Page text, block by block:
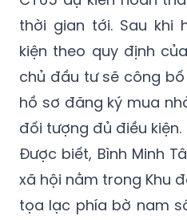
thời gian tới. Sau khi
kiện theo quy định
chủ đầu tư sẽ công
hồ sơ đăng ký mua
đối tượng đủ điều kiện.
Được biết, Bình Minh
xã hội nằm trong Khu
tọa lạc phía bờ nam